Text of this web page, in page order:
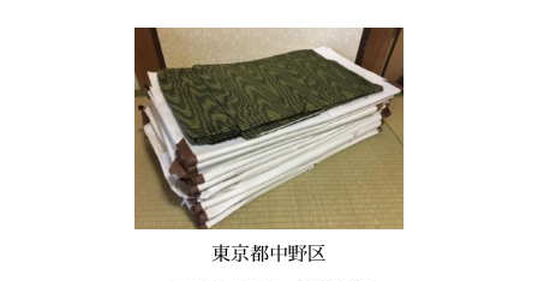
東京都中野区